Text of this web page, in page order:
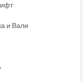
и Вали